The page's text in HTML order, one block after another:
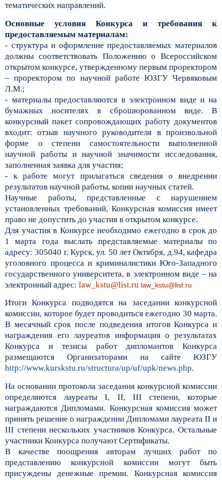
тематических направлений.
Основные условия Конкурса и требования к
предоставляемым материалам:
- структура и оформление предоставляемых материалов
должны соответствовать Положению о Всероссийском
открытом конкурсе, утвержденному первым проректором
– проректором по научной работе ЮЗГУ Червяковым
Л.М.;
- материалы предоставляются в электронном виде и на
бумажных носителях в сброшюрованном виде. В
конкурсный пакет сопровождающих работу документов
входит: отзыв научного руководителя в произвольной
форме о степени самостоятельности выполненной
научной работы и научной значимости исследования,
заполненная заявка для участия;
- к работе могут прилагаться сведения о внедрении
результатов научной работы, копии научных статей.
Научные работы, представленные с нарушением
установленных требований, Конкурсная комиссия имеет
право не допустить до участия в открытом конкурсе.
Для участия в Конкурсе необходимо ежегодно в срок до
1 марта года выслать представляемые материалы по
адресу: 305040 г. Курск, ул. 50 лет Октября, д.94, кафедра
уголовного процесса и криминалистики Юго-Западного
государственного университета, в электронном виде – на
электронный адрес: law_kstu@list.ru law_kstu@list.ru
Итоги Конкурса подводятся на заседании конкурсной
комиссии, которое будет проводиться ежегодно 30 марта.
В месячный срок после подведения итогов Конкурса и
награждения его лауреатов информация о результатах
Конкурса и тезисы работ дипломантов Конкурса
размещаются Организаторами на сайте ЮЗГУ
http://www.kurskstu.ru/structura/up/uf/upk/news.php.
На основании протокола заседания конкурсной комиссии
определяются лауреаты I, II, III степени, которые
награждаются Дипломами. Конкурсная комиссия может
принять решение о награждении Дипломами лауреата II и
III степени нескольких участников Конкурса. Остальные
участники Конкурса получают Сертификаты.
В качестве поощрения авторам лучших работ по
представлению конкурсной комиссии могут быть
присуждены денежные премии. Конкурсная комиссия